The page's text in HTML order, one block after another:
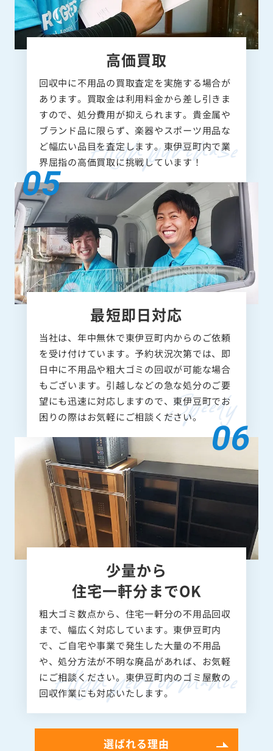
高価買取
回収中に不用品の買取査定を実施する場合が
あります。買取金は利用料金から差し引きま
すので、処分費用が抑えられます。貴金属や
ブランド品に限らず、楽器やスポーツ用品な
ど幅広い品目を査定します。東伊豆町内で業
界屈指の高価買取に挑戦しています！
最短即日対応
当社は、年中無休で東伊豆町内からのご依頼
を受け付けています。予約状況次第では、即
日中に不用品や粗大ゴミの回収が可能な場合
もございます。引越しなどの急な処分のご要
望にも迅速に対応しますので、東伊豆町でお
困りの際はお気軽にご相談ください。
少量から
住宅一軒分までOK
粗大ゴミ数点から、住宅一軒分の不用品回収
まで、幅広く対応しています。東伊豆町内
で、ご自宅や事業で発生した大量の不用品
や、処分方法が不明な廃品があれば、お気軽
にご相談ください。東伊豆町内のゴミ屋敷の
回収作業にも対応いたします。
選ばれる理由